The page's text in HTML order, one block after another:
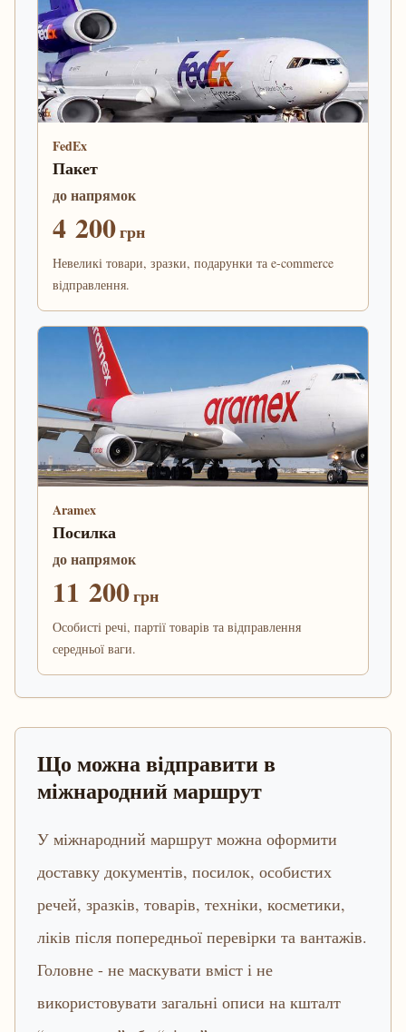
FedEx
Пакет
до напрямок
4 200грн
Невеликі товари, зразки, подарунки та e-commerce
відправлення.
Aramex
Посилка
до напрямок
11 200грн
Особисті речі, партії товарів та відправлення
середньої ваги.
Що можна відправити в
міжнародний маршрут
У міжнародний маршрут можна оформити
доставку документів, посилок, особистих
речей, зразків, товарів, техніки, косметики,
ліків після попередньої перевірки та вантажів.
Головне - не маскувати вміст і не
використовувати загальні описи на кшталт